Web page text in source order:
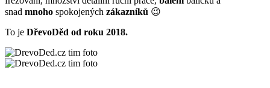
snad mnoho spokojených zákazníků 😉
To je DřevoDěd od roku 2018.